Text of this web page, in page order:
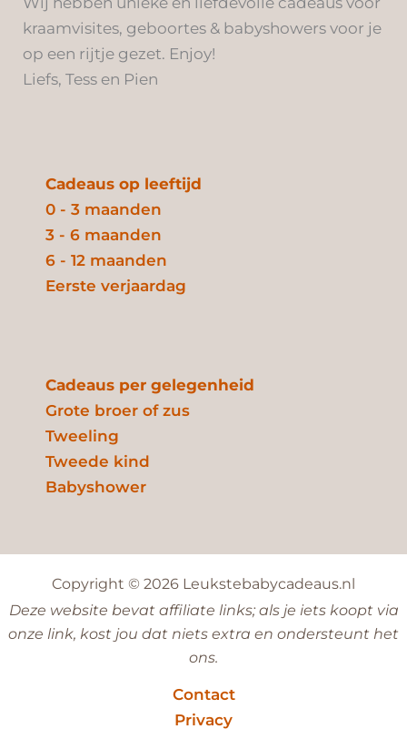
kraamvisites, geboortes & babyshowers voor je
op een rijtje gezet. Enjoy!
Liefs, Tess en Pien
Cadeaus op leeftijd
0 - 3 maanden
3 - 6 maanden
6 - 12 maanden
Eerste verjaardag
Cadeaus per gelegenheid
Grote broer of zus
Tweeling
Tweede kind
Babyshower
Copyright © 2026 Leukstebabycadeaus.nl
Deze website bevat affiliate links; als je iets koopt via
onze link, kost jou dat niets extra en ondersteunt het
ons.
Contact
Privacy